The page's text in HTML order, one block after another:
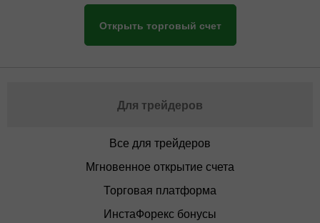
Открыть торговый счет
Для трейдеров
Все для трейдеров
Мгновенное открытие счета
Торговая платформа
ИнстаФорекс бонусы